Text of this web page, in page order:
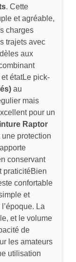
. Cette
et agréable,
charges
trajets avec
aux
étatLe pick-
au
mais
pour un
Raptor
protection
conservant
praticitéBien
confortable
et
La
et le volume
de
les amateurs
utilisation